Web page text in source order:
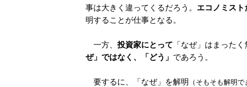
事は大きく違ってくるだろう。 エコノミス
明することが仕事となる。
一方、投資家にとって 「なぜ」はまった
ぜ」ではなく、「どう」 であろう。
要するに、「なぜ」を解明 （そもそも解明